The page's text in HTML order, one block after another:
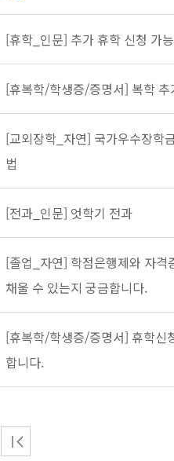
[휴학_인문] 추가 휴학 신청 가
[휴복학/학생증/증명서] 복학 추
[교외장학_자연] 국가우수장학
법
[전과_인문] 엇학기 전과
[졸업_자연] 학점은행제와 자격
채울 수 있는지 궁금합니다.
[휴복학/학생증/증명서] 휴학신
합니다.